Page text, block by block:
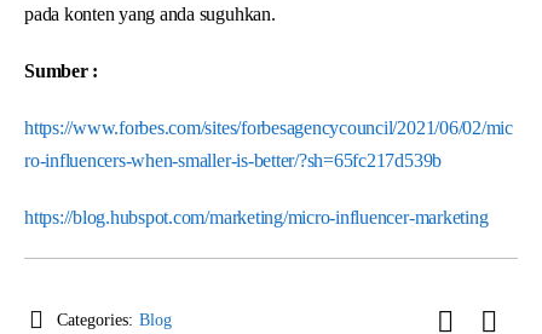
pada konten yang anda suguhkan.
Sumber :
https://www.forbes.com/sites/forbesagencycouncil/2021/06/02/mic
ro-influencers-when-smaller-is-better/?sh=65fc217d539b
https://blog.hubspot.com/marketing/micro-influencer-marketing
Categories: Blog